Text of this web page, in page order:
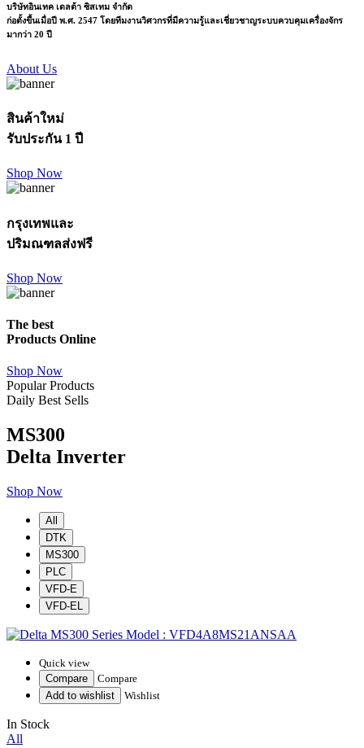
บริษัทอินเทค เดลต้า ซิสเทม จำกัด
ก่อตั้งขึ้นเมื่อปี พ.ศ. 2547 โดยทีมงานวิศวกรที่มีความรู้และเชี่ยวชาญระบบควบคุมเครื่องจักร
มากว่า 20 ปี
About Us
สินค้าใหม่
รับประกัน 1 ปี
Shop Now
กรุงเทพและ
ปริมณฑลส่งฟรี
Shop Now
The best
Products Online
Shop Now
Popular Products
Daily Best Sells
MS300
Delta Inverter
Shop Now
All
DTK
MS300
PLC
VFD-E
VFD-EL
Quick view
Compare
Compare
Add to wishlist
Wishlist
In Stock
All